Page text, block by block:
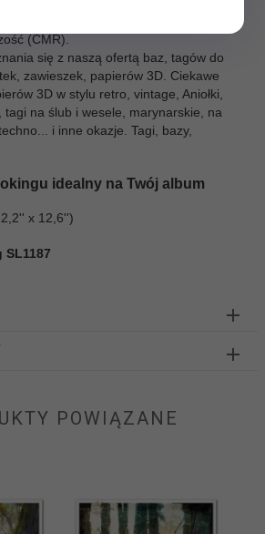
surowce, w których brak substancji
mutagenne lub działające
(CMR).
się z naszą ofertą baz, tagów do
zawieszek, papierów 3D. Ciekawe
3D w stylu retro, vintage, Aniołki,
tagi na ślub i wesele, marynarskie, na
i inne okazje. Tagi, bazy,
idealny na Twój album
x 12,6'')
POWIĄZANE